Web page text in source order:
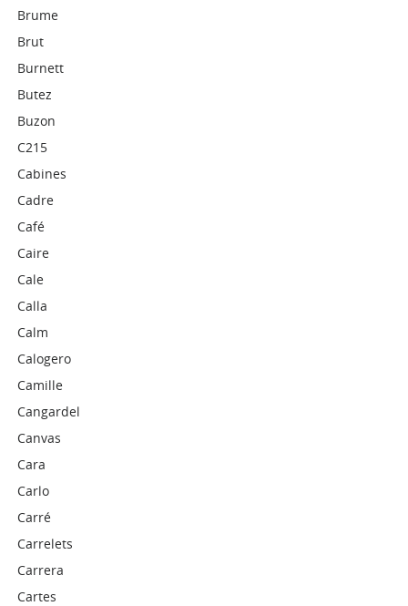
Brume
Brut
Burnett
Butez
Buzon
C215
Cabines
Cadre
Café
Caire
Cale
Calla
Calm
Calogero
Camille
Cangardel
Canvas
Cara
Carlo
Carré
Carrelets
Carrera
Cartes